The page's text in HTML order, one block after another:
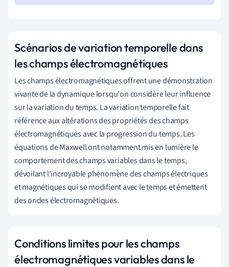
Scénarios de variation temporelle dans
les champs électromagnétiques
Les champs électromagnétiques offrent une démonstration
vivante de la dynamique lorsqu'on considère leur influence
sur la variation du temps. La variation temporelle fait
référence aux altérations des propriétés des champs
électromagnétiques avec la progression du temps. Les
équations de Maxwell ont notamment mis en lumière le
comportement des champs variables dans le temps,
dévoilant l'incroyable phénomène des champs électriques
et magnétiques qui se modifient avec le temps et émettent
des ondes électromagnétiques.
Conditions limites pour les champs
électromagnétiques variables dans le